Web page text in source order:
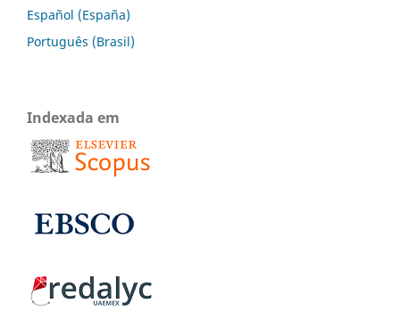
Español (España)
Português (Brasil)
Indexada em